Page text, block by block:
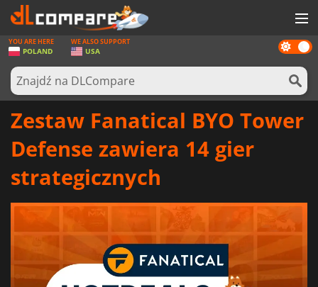
GRY
KARTY DO GIER
OPROGRAMOWANIE
ZALOGUJ SIĘ LUB ZAREJESTRUJ
Dark
mode
YOU ARE HERE
POLAND
WE ALSO SUPPORT
USA
Zestaw Fanatical BYO Tower
Defense zawiera 14 gier
strategicznych